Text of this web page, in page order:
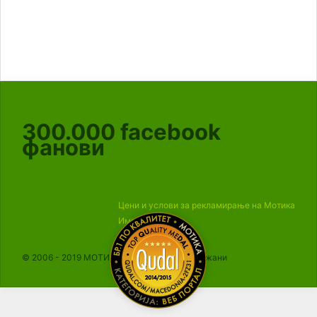
300.000 facebook
фанови
Цени и услови за рекламирање на Мотика
Импресум
© 2006 - 2019 МОТИКА, Сите права се задржани